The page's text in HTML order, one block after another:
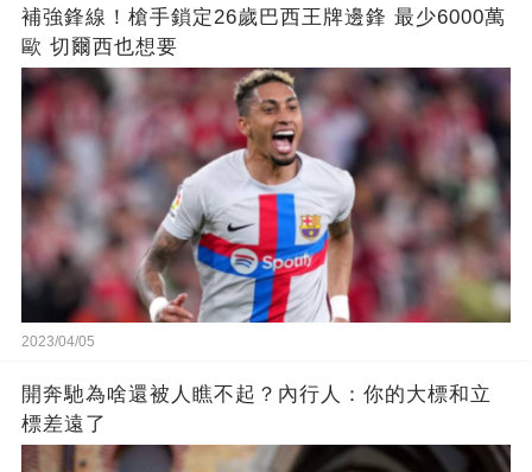
補強鋒線！槍手鎖定26歲巴西王牌邊鋒 最少6000萬
歐 切爾西也想要
2023/04/05
開奔馳為啥還被人瞧不起？內行人：你的大標和立
標差遠了